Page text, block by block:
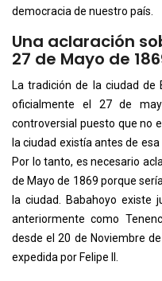
democracia de nuestro país.
Una aclaración
27 de Mayo de
La tradición de la ciudad de
oficialmente el 27 de
controversial puesto que no
la ciudad existía antes de
Por lo tanto, es necesario
de Mayo de 1869 porque
la ciudad. Babahoyo existe
anteriormente como
desde el 20 de Noviembre
expedida por Felipe II.